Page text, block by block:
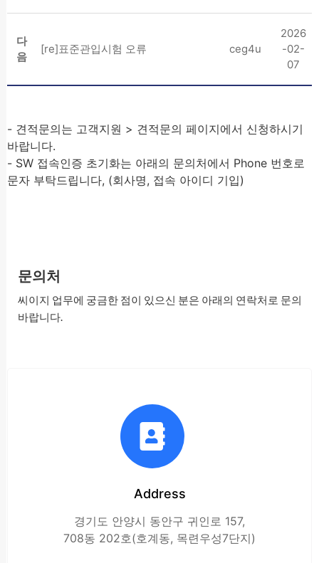
다
음
[re]표준관입시험 오류 ceg4u
2026
-02-
07
- 견적문의는 고객지원 > 견적문의 페이지에서 신청하시기
바랍니다.
- SW 접속인증 초기화는 아래의 문의처에서 Phone 번호로
문자 부탁드립니다, (회사명, 접속 아이디 기입)
문의처
씨이지 업무에 궁금한 점이 있으신 분은 아래의 연락처로 문의
바랍니다.
Address
경기도 안양시 동안구 귀인로 157,
708동 202호(호계동, 목련우성7단지)